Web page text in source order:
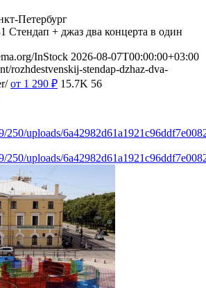
Петербург
Стендап + джаз два концерта в один
InStock 2026-08-07T00:00:00+03:00
rozhdestvenskij-stendap-dzhaz-dva-
от 1 290 ₽ 15.7K 56
250/uploads/
250/uploads/